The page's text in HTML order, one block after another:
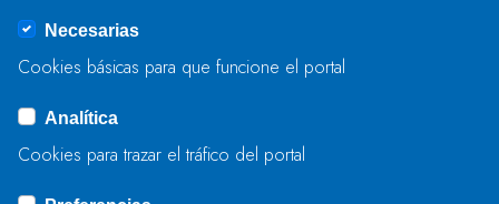
Se produjo un error al cargar el campo
ENVIAR
Necesarias
Cookies básicas para que funcione el portal
Analítica
Cookies para trazar el tráfico del portal